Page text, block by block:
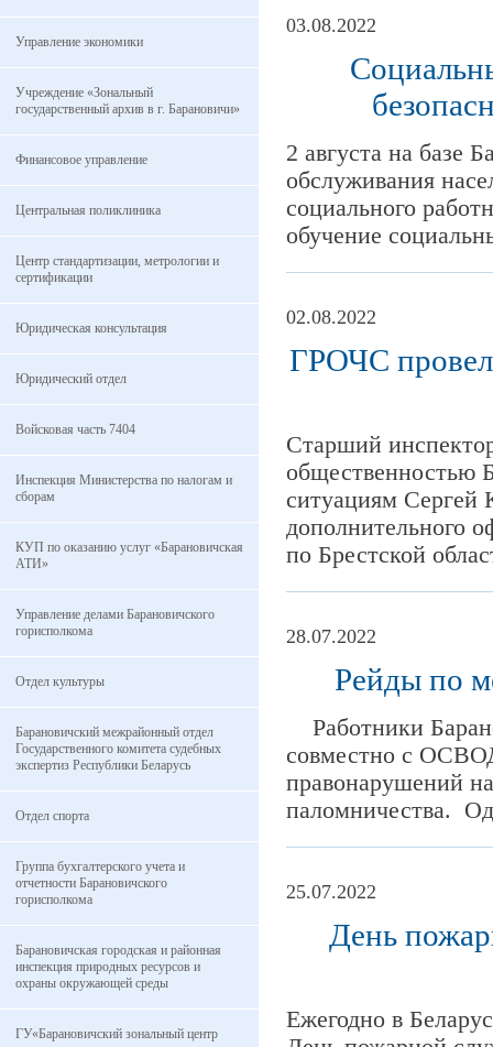
Управление экономики
Учреждение «Зональный
государственный архив в г. Барановичи»
Финансовое управление
Центральная поликлиника
Центр стандартизации, метрологии и
сертификации
Юридическая консультация
Юридический отдел
Войсковая часть 7404
Инспекция Министерства по налогам и
сборам
КУП по оказанию услуг «Барановичская
АТИ»
Управление делами Барановичского
горисполкома
Отдел культуры
Барановичский межрайонный отдел
Государственного комитета судебных
экспертиз Республики Беларусь
Отдел спорта
Группа бухгалтерского учета и
отчетности Барановичского
горисполкома
Барановичская городская и районная
инспекция природных ресурсов и
охраны окружающей среды
ГУ«Барановичский зональный центр
03.08.2022
2 августа на базе
обслуживания
социального
обучение
02.08.2022
ГРОЧС
Старший
общественностью
ситуациям Сергей
дополнительного
по Брестской
28.07.2022
Рейды по
Работники
совместно с
правонарушений
паломничества.
25.07.2022
День
Ежегодно в